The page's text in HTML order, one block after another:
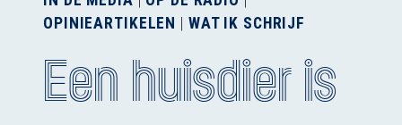
OPINIEARTIKELEN
WAT IK SCHRIJF
Een huisdier is